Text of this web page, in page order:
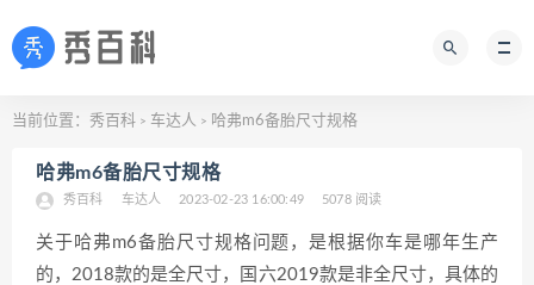
当前位置： 秀百科 > 车达人 > 哈弗m6备胎尺寸规格
哈弗m6备胎尺寸规格
秀百科 车达人 2023-02-23 16:00:49 5078 阅读
关于哈弗m6备胎尺寸规格问题，是根据你车是哪年生产
的，2018款的是全尺寸，国六2019款是非全尺寸，具体的